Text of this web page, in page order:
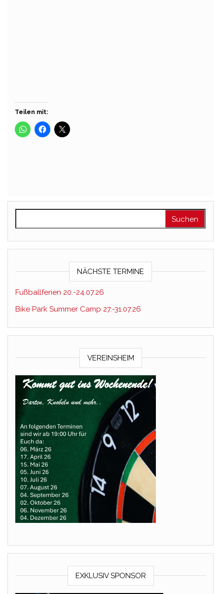
Teilen mit:
NÄCHSTE TERMINE
Fußballferien 20.-24.07.26
Bike Park Summer Camp 27.-31.07.26
VEREINSHEIM
EXKLUSIV SPONSOR